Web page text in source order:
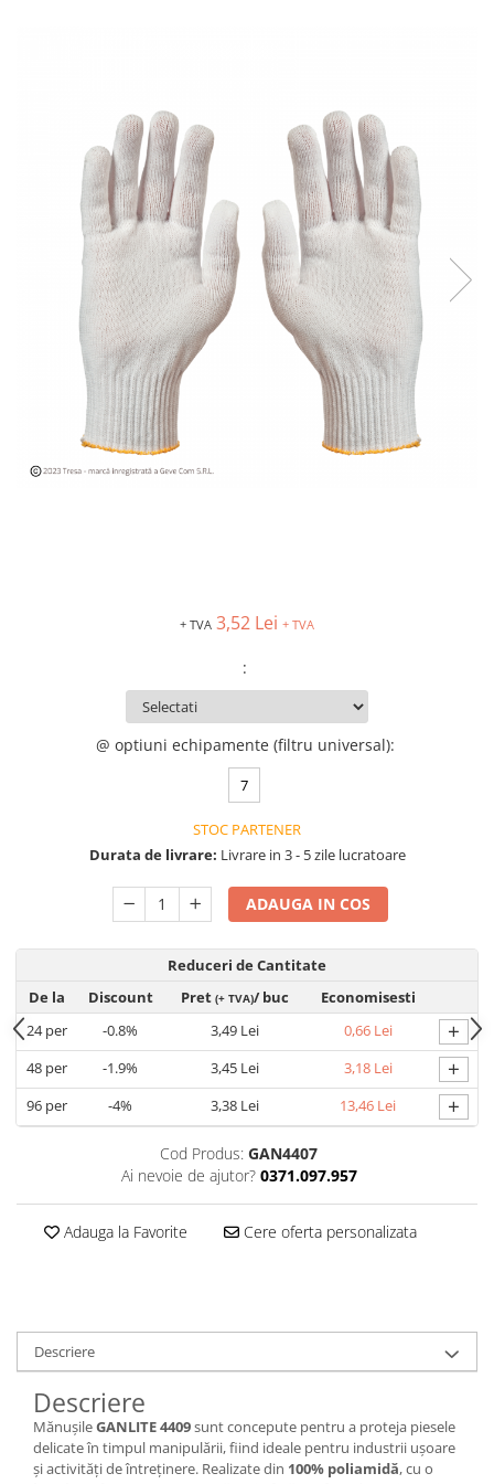
Pelerine | Jachete Impermeabile
Imbracaminte TERMOIZOLANTĂ
Jachete Termoizolante
Pantaloni Termoizolanti
Costume | Combinezoane
Termoizolante
Veste Termoizolante
Îmbrăcăminte REFLECTORIZANTĂ
Jachete reflectorizante (HI-VIS)
Pantaloni si salopete reflectorizante
Costume reflectorizante (HI-VIS)
Combinezoane Reflectorizante (HI-
Accesorii reflectorizante (HI-VIS)
Îmbrăcăminte ANTICHIMICĂ |
Costume | Combinezoane
Halate | Sorturi Antichimice |
Jachete | Bluze Antichimice |
Pantaloni Antichimici | Multirisc
Îmbrăcăminte IGNIFUGĂ (ANTI-
FLACĂRĂ)
Cagule | Capisoane Ignifuge
Costume | Combinezoane Ignifuge
Jachete| Bluze Ignifuge
Mânecuțe Ignifuge
Pantaloni Ignifugi
ÎNCĂLȚĂMINTE
Pantofi outdoor
Pantofi de protecție S1
Pantofi de protecție OB
Pantofi de protecție SB
Pantofi de protecție S1P
Pantofi de protecție S2
Pantofi de protecție S3
+ TVA 3,52 Lei + TVA
:
@ optiuni echipamente (filtru universal):
7
STOC PARTENER
Durata de livrare: Livrare in 3 - 5 zile lucratoare
ADAUGA IN COS
Reduceri de Cantitate
De la
Discount Pret (+ TVA)/ buc
Economisesti
24per -0.8% 3,49 Lei 0,66 Lei +
48per -1.9% 3,45 Lei 3,18 Lei +
96per -4% 3,38 Lei 13,46 Lei +
Cod Produs: GAN4407
Ai nevoie de ajutor? 0371.097.957
Adauga la Favorite Cere oferta personalizata
Descriere
Descriere
MănușileGANLITE 4409sunt concepute pentru a proteja piesele
delicate în timpul manipulării, fiind ideale pentru industrii ușoare
și activități de întreținere. Realizate din 100% poliamidă, cu o